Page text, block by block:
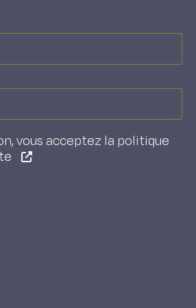
vous acceptez la politique